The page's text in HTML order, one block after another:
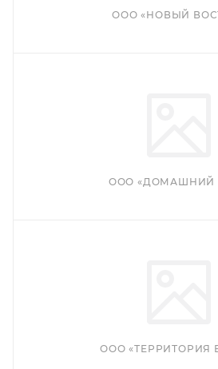
ООО «НОВЫЙ
ООО «ДОМАШНИЙ
ООО «ТЕРРИТОРИЯ